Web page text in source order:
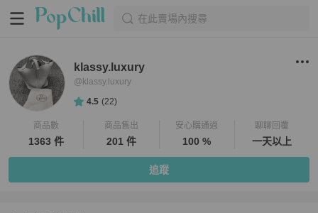
在此賣場內搜尋
klassy.luxury
@ klassy.luxury
4.5 (22)
商品數
1363 件
商品售出
201 件
安心購通過
100 %
聊聊回覆
一天以上
追蹤